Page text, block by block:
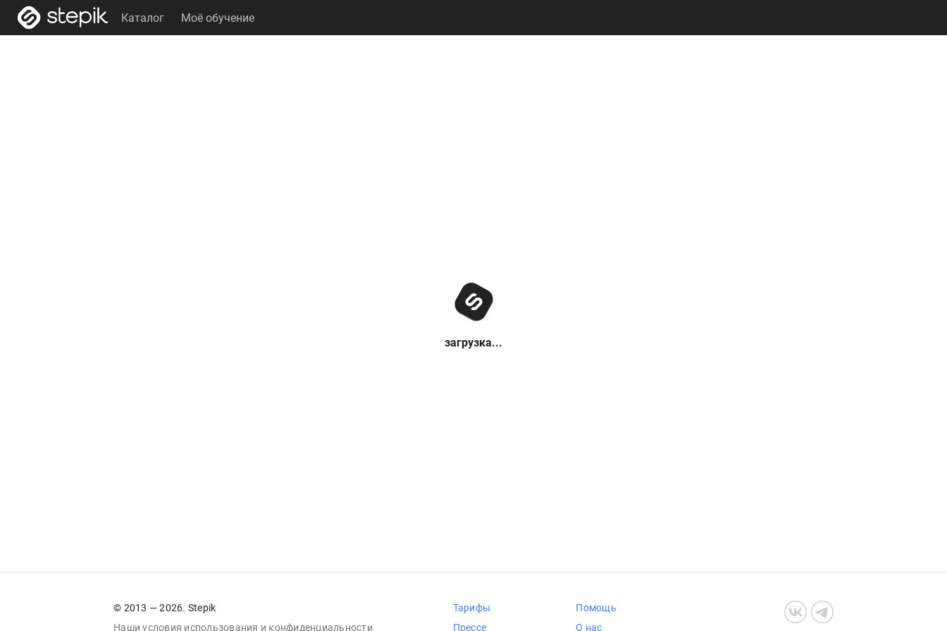
Каталог Моё обучение
загрузка...
© 2013 — 2026. Stepik
Наши условия использования и конфиденциальности
Тарифы
Прессе
Помощь
О нас